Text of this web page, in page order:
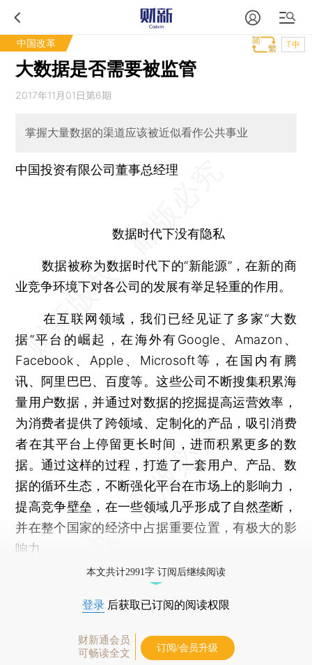
中国改革 T中
大数据是否需要被监管
2017年11月01日第6期
掌握大量数据的渠道应该被近似看作公共事业
中国投资有限公司董事总经理
数据时代下没有隐私
数据被称为数据时代下的“新能源”，在新的商
业竞争环境下对各公司的发展有举足轻重的作用。
在互联网领域，我们已经见证了多家“大数
据”平台的崛起，在海外有Google、Amazon、
Facebook、Apple、Microsoft等，在国内有腾
讯、阿里巴巴、百度等。这些公司不断搜集积累海
量用户数据，并通过对数据的挖掘提高运营效率，
为消费者提供了跨领域、定制化的产品，吸引消费
者在其平台上停留更长时间，进而积累更多的数
据。通过这样的过程，打造了一套用户、产品、数
据的循环生态，不断强化平台在市场上的影响力，
提高竞争壁垒，在一些领域几乎形成了自然垄断，
并在整个国家的经济中占据重要位置，有极大的影
响力。
本文共计2991字 订阅后继续阅读
登录 后获取已订阅的阅读权限
财新通会员
可畅读全文
订阅/会员升级